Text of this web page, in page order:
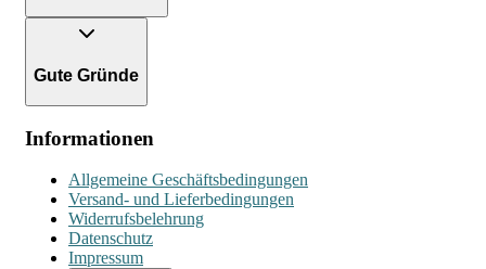
Gute Gründe
Informationen
Allgemeine Geschäftsbedingungen
Versand- und Lieferbedingungen
Widerrufsbelehrung
Datenschutz
Impressum